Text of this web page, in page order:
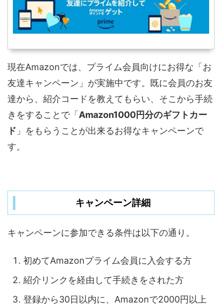
現在Amazonでは、プライム会員向けにお得な「お
友達キャンペーン」が実施中です。既に会員のお友
達から、紹介コードを教えてもらい、そこから手続
きをすることで「 Amazon1000円分のギフトカー
ド 」をもらうことが出来るお得なキャンペーンで
す。
キャンペーン詳細
キャンペーンに参加できる条件は以下の通り。
初めてAmazonプライム会員に入会する方
紹介リンクを経由して手続きをされた方
登録から30日以内に、Amazonで2000円以上